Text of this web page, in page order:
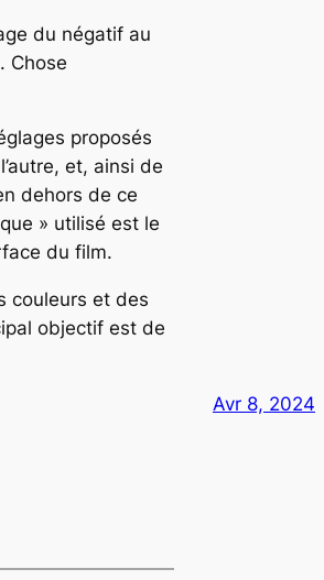
du négatif au
Chose
proposés
et, ainsi de
dehors de ce
» utilisé est le
du film.
couleurs et des
objectif est de
Avr 8, 2024